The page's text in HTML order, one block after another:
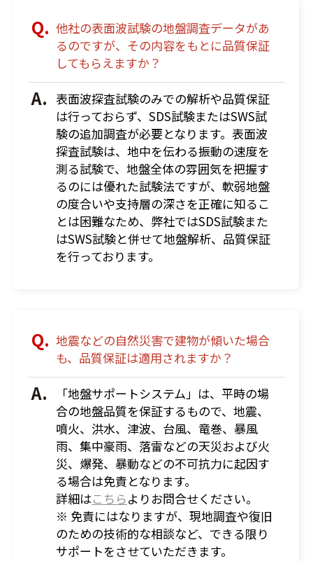
他社の表面波試験の地盤調査データがあ
るのですが、その内容をもとに品質保証
してもらえますか？
表面波探査試験のみでの解析や品質保証
は行っておらず、SDS試験またはSWS試
験の追加調査が必要となります。表面波
探査試験は、地中を伝わる振動の速度を
測る試験で、地盤全体の雰囲気を把握す
るのには優れた試験法ですが、軟弱地盤
の度合いや支持層の深さを正確に知るこ
とは困難なため、弊社ではSDS試験また
はSWS試験と併せて地盤解析、品質保証
を行っております。
地震などの自然災害で建物が傾いた場合
も、品質保証は適用されますか？
「地盤サポートシステム」は、平時の場
合の地盤品質を保証するもので、地震、
噴火、洪水、津波、台風、竜巻、暴風
雨、集中豪雨、落雷などの天災および火
災、爆発、暴動などの不可抗力に起因す
る場合は免責となります。
詳細はこちらよりお問合せください。
※ 免責にはなりますが、現地調査や復旧
のための技術的な相談など、できる限り
サポートをさせていただきます。